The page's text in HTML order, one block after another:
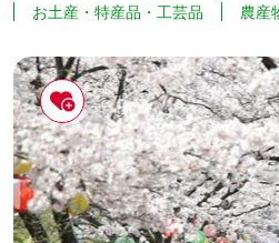
民芸品の展示販売コーナー「エ
られています。 地元で採れた季節ごとの朝採り新鮮農産物
も並びます。さらに、知る人ぞ
正藍染や若柳地織などの伝統民
す。
お土産・特産品・工芸品 農産